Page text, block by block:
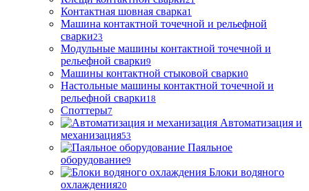
Контактная шовная сварка1
Машина контактной точечной и рельефной
сварки23
Модульные машины контактной точечной и
рельефной сварки9
Машины контактной стыковой сварки0
Настольные машины контактной точечной и
рельефной сварки18
Споттеры7
Автоматизация и
механизация53
Паяльное
оборудование9
Блоки водяного
охлаждения20